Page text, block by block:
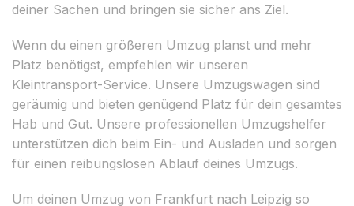
deiner Sachen und bringen sie sicher ans Ziel.
Wenn du einen größeren Umzug planst und mehr
Platz benötigst, empfehlen wir unseren
Kleintransport-Service. Unsere Umzugswagen sind
geräumig und bieten genügend Platz für dein gesamtes
Hab und Gut. Unsere professionellen Umzugshelfer
unterstützen dich beim Ein- und Ausladen und sorgen
für einen reibungslosen Ablauf deines Umzugs.
Um deinen Umzug von Frankfurt nach Leipzig so